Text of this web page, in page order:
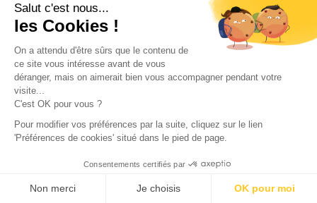
Salut c'est nous...
les Cookies !
On a attendu d'être sûrs que le contenu de
ce site vous intéresse avant de vous
déranger, mais on aimerait bien vous accompagner pendant votre
visite...
C'est OK pour vous ?
Pour modifier vos préférences par la suite, cliquez sur le lien
'Préférences de cookies' situé dans le pied de page.
Consentements certifiés par
Non merci Je choisis OK pour moi